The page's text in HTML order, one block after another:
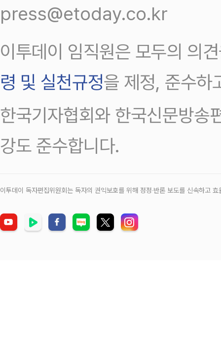
press@etoday.co.kr
이투데이 임직원은 모두의 의
령 및 실천규정을 제정, 준수하
한국기자협회와 한국신문방송
강도 준수합니다.
이투데이 독자편집위원회는 독자의 권익보호를 위해 정정‧반론 보도를 신속하고